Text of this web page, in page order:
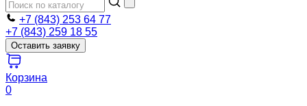
+7 (843) 253 64 77
+7 (843) 259 18 55
Оставить заявку
Корзина
0